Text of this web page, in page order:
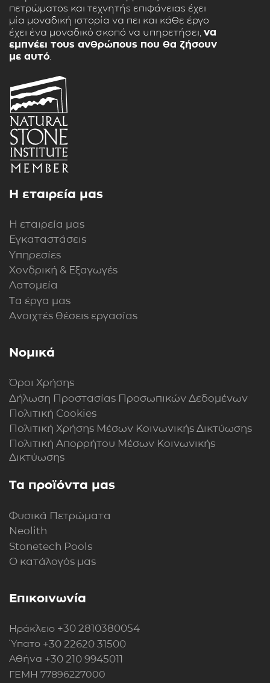
πετρώματος και τεχνητής επιφάνειας έχει
μία μοναδική ιστορία να πει και κάθε έργο
έχει ένα μοναδικό σκοπό να υπηρετήσει, να
εμπνέει τους ανθρώπους που θα ζήσουν
με αυτό
Η εταιρεία μας
Η εταιρεία μας
Εγκαταστάσεις
Υπηρεσίες
Χονδρική & Εξαγωγές
Λατομεία
Τα έργα μας
Ανοιχτές θέσεις εργασίας
Νομικά
Όροι Χρήσης
Δήλωση Προστασίας Προσωπικών Δεδομένων
Πολιτική Cookies
Πολιτική Xρήσης Mέσων Kοινωνικής Δικτύωσης
Πολιτική Απορρήτου Μέσων Κοινωνικής
Δικτύωσης
Τα προϊόντα μας
Φυσικά Πετρώματα
Neolith
Stonetech Pools
Ο κατάλογός μας
Επικοινωνία
Ηράκλειο +30 2810380054
Ύπατο +30 22620 31500
Αθήνα +30 210 9945011
ΓΕΜΗ 77896227000